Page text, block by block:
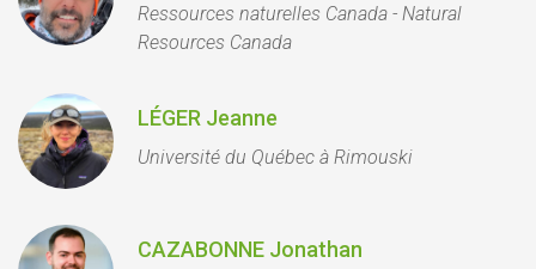
Ressources naturelles Canada - Natural
Resources Canada
LÉGER Jeanne
Université du Québec à Rimouski
CAZABONNE Jonathan